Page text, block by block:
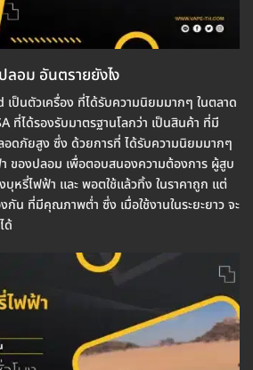
อม อันตรายยังไง
ป็นตัวเครื่อง ที่ได้รับความนิยมมากๆ ในตลาด
ที่ได้รองรับมาตรฐานโลกว่า เป็นสินค้า ที่มี
ดภัยสูง ซึ่ง ด้วยการที่ ได้รับความนิยมมากๆ
ของปลอม เพื่อตอบสนองความต้องการ ผู้สูบ
บุหรี่ไฟฟ้า และ พอตใช้แล้วทิ้ง ในราคาถูก แต่
น ที่มีคุณภาพต่ำ ซึ่ง เมื่อใช้งานในระยะยาว จะ
ด้